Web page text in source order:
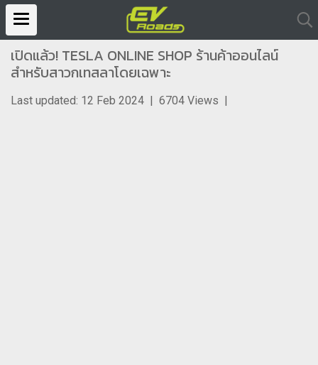
เปิดแล้ว! TESLA ONLINE SHOP ร้านค้าออนไลน์
สำหรับสาวกเทสลาโดยเฉพาะ
Last updated: 12 Feb 2024 | 6704 Views |